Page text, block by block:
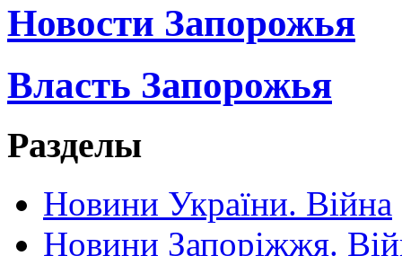
Новости Запорожья
Власть Запорожья
Разделы
Новини України. Війна
Новини Запоріжжя.